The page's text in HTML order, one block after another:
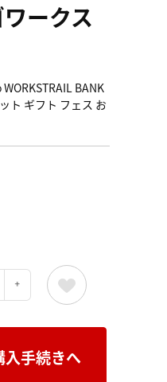
ークス
BANK
ト ギフト フェス お
入手続きへ